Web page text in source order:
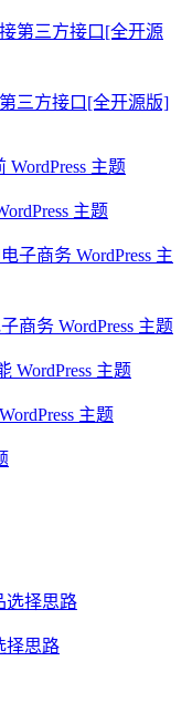
三方接口[全开源版]
主题
商务 WordPress 主题
主题
择思路